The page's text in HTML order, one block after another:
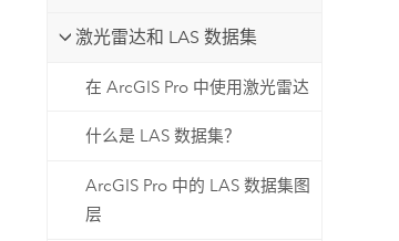
激光雷达和 LAS 数据集
在 ArcGIS Pro 中使用激光雷达
什么是 LAS 数据集？
ArcGIS Pro 中的 LAS 数据集图
层